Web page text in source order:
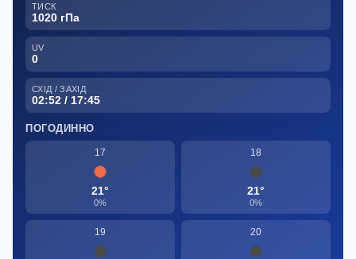
ТИСК
1020 гПа
UV
0
СХІД / ЗАХІД
02:52 / 17:45
ПОГОДИННО
17
21°
0%
18
21°
0%
19 20